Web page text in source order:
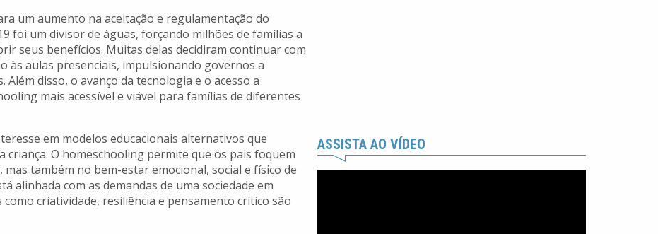
um aumento na aceitação e regulamentação do
foi um divisor de águas, forçando milhões de famílias a
seus benefícios. Muitas delas decidiram continuar com
às aulas presenciais, impulsionando governos a
disso, o avanço da tecnologia e o acesso a
mais acessível e viável para famílias de diferentes
em modelos educacionais alternativos que
O homeschooling permite que os pais foquem
também no bem-estar emocional, social e físico de
alinhada com as demandas de uma sociedade em
criatividade, resiliência e pensamento crítico são
ASSISTA AO VÍDEO